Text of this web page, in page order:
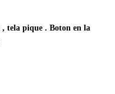
tela pique . Boton en la